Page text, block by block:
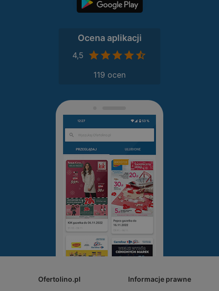
Ocena aplikacji
4,5
119 ocen
Ofertolino.pl Informacje prawne